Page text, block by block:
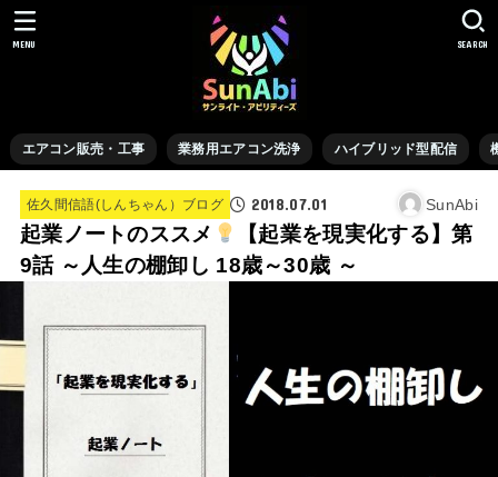
エアコン販売・工事 業務用エアコン洗浄 ハイブリッド型配信
SEARCH
MENU
佐久間信語(しんちゃん）ブログ 2018.07.01 SunAbi
起業ノートのススメ
【起業を現実化する】第
9話 ～人生の棚卸し 18歳～30歳 ～